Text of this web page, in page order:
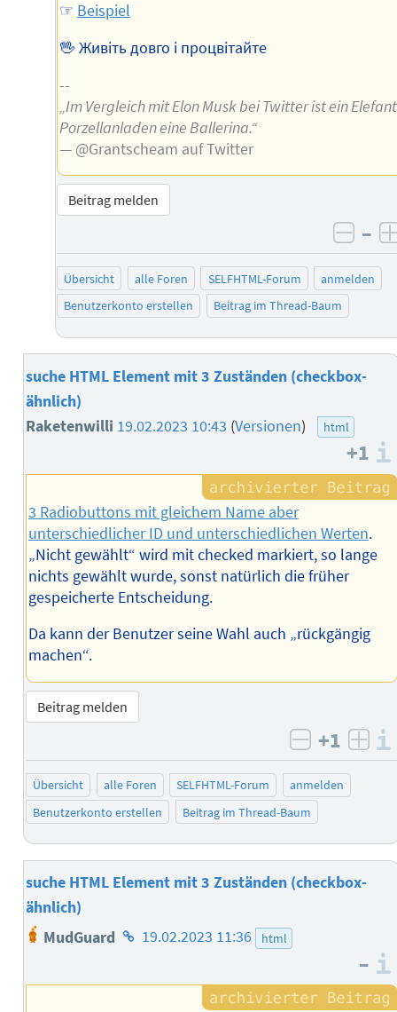
☞ Beispiel
🖖 Живіть довго і процвітайте
--
„Im Vergleich mit Elon Musk bei Twitter ist ein
Porzellanladen eine Ballerina.“
— @Grantscheam auf Twitter
Beitrag melden
–
Übersicht alle Foren SELFHTML-Forum
anmelden
Benutzerkonto erstellen
Beitrag im Thread-Baum
suche HTML Element mit 3 Zuständen (checkbox-
ähnlich)
Raketenwilli 19.02.2023 10:43 (Versionen) html
+1
3 Radiobuttons mit gleichem Name aber
unterschiedlicher ID und unterschiedlichen Werten.
„Nicht gewählt“ wird mit checked markiert, so lange
nichts gewählt wurde, sonst natürlich die früher
gespeicherte Entscheidung.
Da kann der Benutzer seine Wahl auch „rückgängig
machen“.
Beitrag melden
negativ
+1
Übersicht alle Foren SELFHTML-Forum
anmelden
Benutzerkonto erstellen
Beitrag im Thread-Baum
suche HTML Element mit 3 Zuständen (checkbox-
ähnlich)
MudGuard Homepage
Autors
19.02.2023 11:36 html
–